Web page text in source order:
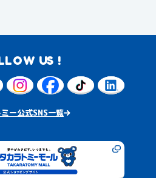
US !
ー公式SNS一覧